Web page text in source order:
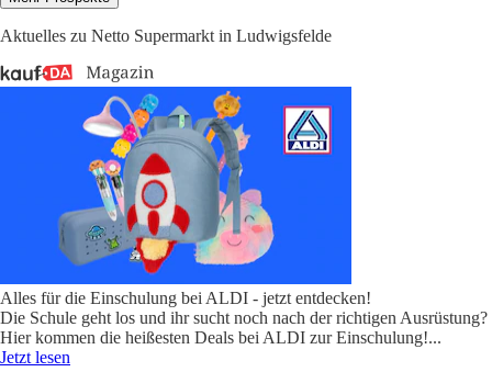
Aktuelles zu Netto Supermarkt in Ludwigsfelde
Alles für die Einschulung bei ALDI - jetzt entdecken!
Die Schule geht los und ihr sucht noch nach der richtigen Ausrüstung?
Hier kommen die heißesten Deals bei ALDI zur Einschulung!...
Jetzt lesen